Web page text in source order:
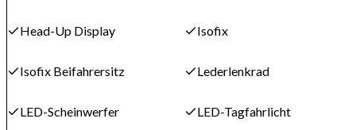
Head-Up Display Isofix
Isofix Beifahrersitz Lederlenkrad
LED-Scheinwerfer LED-Tagfahrlicht